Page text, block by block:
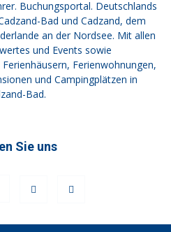
Buchungsportal. Deutschlands
Bad und Cadzand, dem
an der Nordsee. Mit allen
und Events sowie
Ferienwohnungen,
und Campingplätzen in
Bad.
Sie uns